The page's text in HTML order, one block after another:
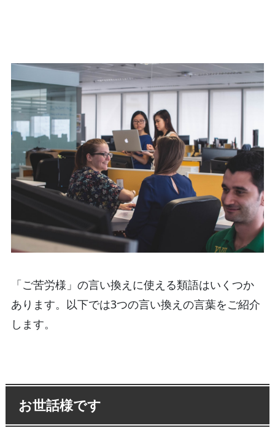
「ご苦労様」の言い換えに使える類語はいくつか
あります。以下では3つの言い換えの言葉をご紹介
します。
お世話様です